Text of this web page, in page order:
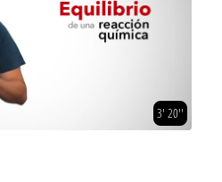
3' 20''